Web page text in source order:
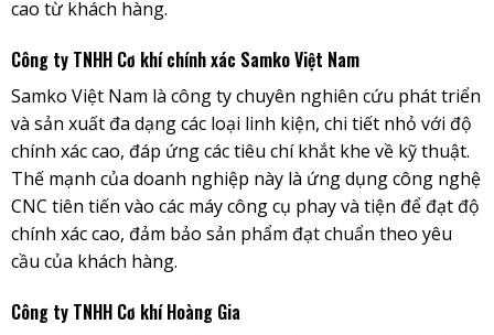
cao từ khách hàng.
Công ty TNHH Cơ khí chính xác Samko Việt Nam
Samko Việt Nam là công ty chuyên nghiên cứu phát triển
và sản xuất đa dạng các loại linh kiện, chi tiết nhỏ với độ
chính xác cao, đáp ứng các tiêu chí khắt khe về kỹ thuật.
Thế mạnh của doanh nghiệp này là ứng dụng công nghệ
CNC tiên tiến vào các máy công cụ phay và tiện để đạt độ
chính xác cao, đảm bảo sản phẩm đạt chuẩn theo yêu
cầu của khách hàng.
Công ty TNHH Cơ khí Hoàng Gia